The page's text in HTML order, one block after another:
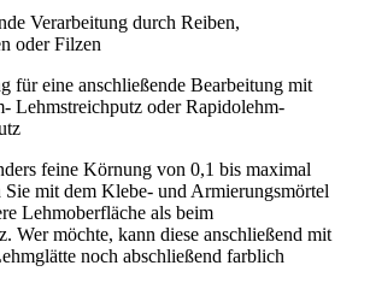
Verarbeitung durch Reiben,
oder Filzen
für eine anschließende Bearbeitung mit
Lehmstreichputz oder Rapidolehm-
feine Körnung von 0,1 bis maximal
Sie mit dem Klebe- und Armierungsmörtel
Lehmoberfläche als beim
Wer möchte, kann diese anschließend mit
noch abschließend farblich